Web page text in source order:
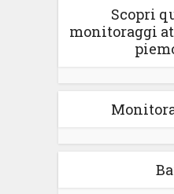
Scopri
monitoraggi